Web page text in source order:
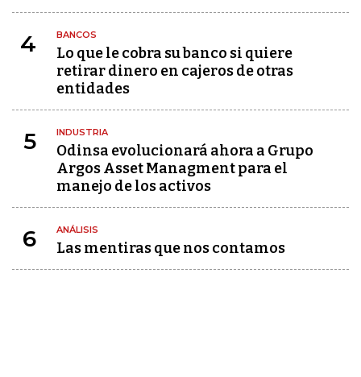
4 BANCOS
Lo que le cobra su banco si quiere
retirar dinero en cajeros de otras
entidades
5 INDUSTRIA
Odinsa evolucionará ahora a Grupo
Argos Asset Managment para el
manejo de los activos
6 ANÁLISIS
Las mentiras que nos contamos